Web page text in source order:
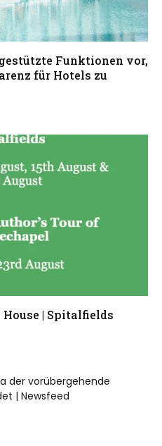
Funktionen vor,
für Hotels zu
| Spitalfields